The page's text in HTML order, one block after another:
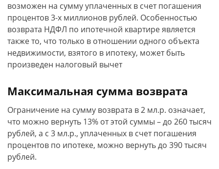
возможен на сумму уплаченных в счет погашения
процентов 3-х миллионов рублей. Особенностью
возврата НДФЛ по ипотечной квартире является
также то, что только в отношении одного объекта
недвижимости, взятого в ипотеку, может быть
произведен налоговый вычет
Максимальная сумма возврата
Ограничение на сумму возврата в 2 мл.р. означает,
что можно вернуть 13% от этой суммы – до 260 тысяч
рублей, а с 3 мл.р., уплаченных в счет погашения
процентов по ипотеке, можно вернуть до 390 тысяч
рублей.